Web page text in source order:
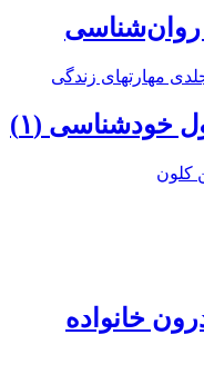
روان‌شناسی
خودشناسی (۱)
خانواده